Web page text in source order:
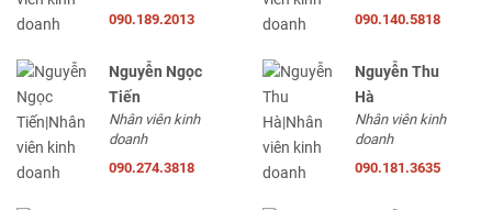
090.189.2013
090.140.5818
Nguyễn Ngọc
Tiến
Nhân viên kinh
doanh
090.274.3818
Nguyễn Thu
Hà
Nhân viên kinh
doanh
090.181.3635